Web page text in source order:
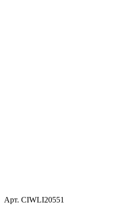
Арт. CIWLI20551